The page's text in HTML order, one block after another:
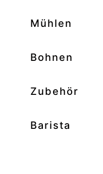
Mühlen
–
Bohnen
–
Zubehör
Barista